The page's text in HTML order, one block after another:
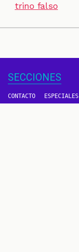
trino falso
SECCIONES
CONTACTO ESPECIALES